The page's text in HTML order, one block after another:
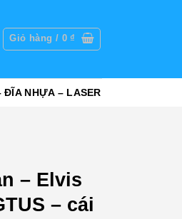
Giỏ hàng / 0₫
NHỰA – LASER
– Elvis
– cái